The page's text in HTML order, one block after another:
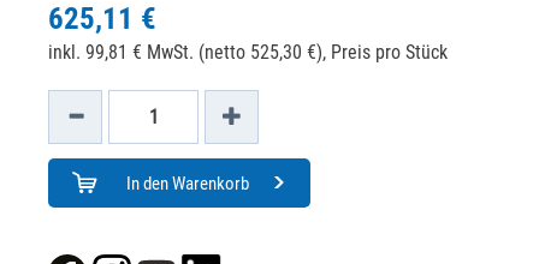
625,11 €
inkl. 99,81 € MwSt. (netto 525,30 €), Preis pro Stück
In den Warenkorb